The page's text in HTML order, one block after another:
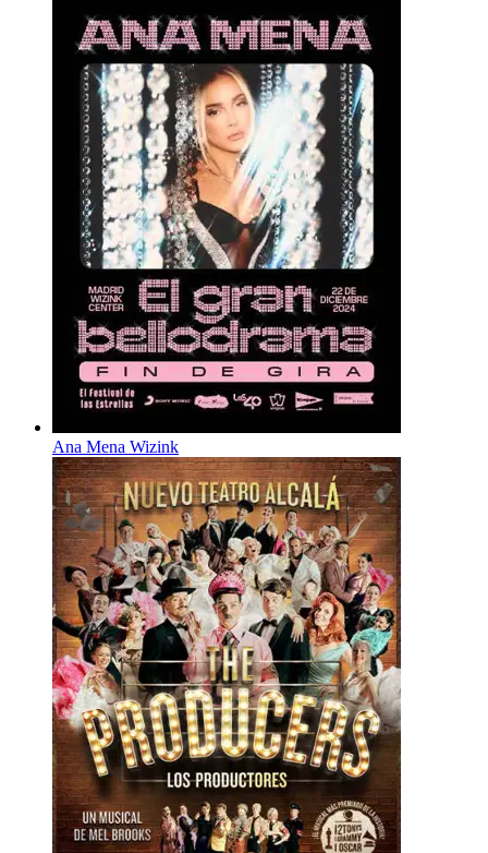
Ana Mena Wizink